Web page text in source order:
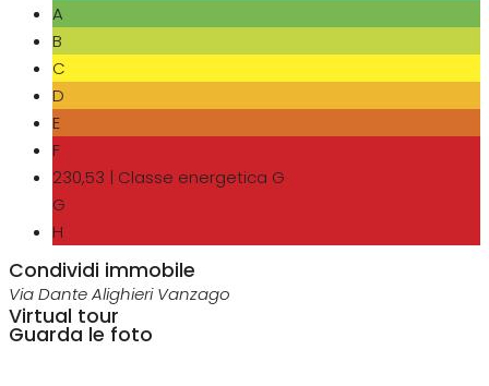
A
B
C
D
E
F
230,53 | Classe energetica G
G
H
Condividi immobile
Via Dante Alighieri Vanzago
Virtual tour
Guarda le foto